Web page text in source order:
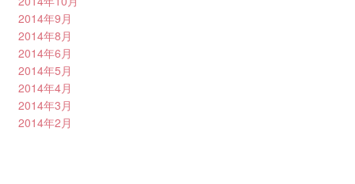
2014年9月
2014年8月
2014年6月
2014年5月
2014年4月
2014年3月
2014年2月